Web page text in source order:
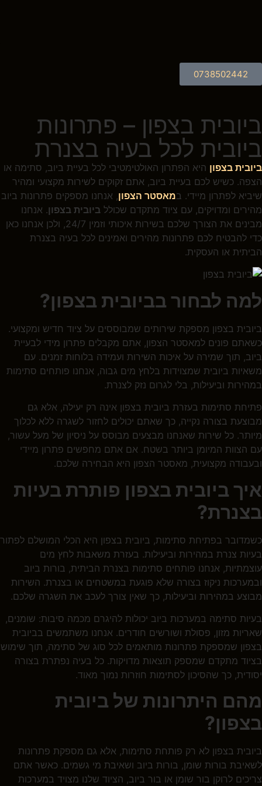
0738502442
ביובית בצפון – פתרונות
ביובית לכל בעיה בצנרת
ביובית בצפון היא הפתרון האולטימטיבי לכל בעיית ביוב, סתימה או
הצפה. כשיש לכם בעיית ביוב, אתם זקוקים לשירות מקצועי ומהיר
שיביא לפתרון מיידי. במאסטר הצפון, אנחנו מספקים פתרונות ביוב
מהירים ומדויקים, עם ציוד מתקדם שכולל ביובית בצפון. אנחנו
מבינים את הצורך שלכם בשירות איכותי וזמין 24/7, ולכן אנחנו כאן
כדי להבטיח לכם פתרונות מהירים ואמינים לכל בעיה בצנרת
הביתית או העסקית.
למה לבחור בביובית בצפון?
ביובית בצפון מספקת שירותים שמבוססים על ציוד חדיש ומקצועי.
כשאתם פונים למאסטר הצפון, אתם מקבלים פתרון מידי לבעיית
ביוב, תוך שמירה על איכות השירות ועמידה בלוחות זמנים. עם
משאיות ביובית שמצוידות בלחץ מים גבוה, אנחנו פותחים סתימות
במהירות וביעילות, בלי לגרום נזק לצנרת.
פתיחת סתימות בעזרת ביובית בצפון אינה רק יעילה, אלא גם
מבוצעת בצורה נקייה, כך שאתם יכולים לחזור לשגרה ללא לכלוך
מיותר. כל שירות שאנחנו מבצעים מבוסס על ניסיון של מעל עשור,
עם הצוות המיומן ביותר בשטח. אם אתם מחפשים פתרון מיידי
ובעבודה מקצועית, מאסטר הצפון היא הבחירה שלכם.
איך ביובית בצפון פותרת בעיות
בצנרת?
כשמדובר בפתיחת סתימות, ביובית בצפון היא הכלי המושלם לפתור
בעיות צנרת במהירות וביעילות. בעזרת משאבות לחץ מים
עוצמתיות, אנחנו פותחים סתימות בצנרת הביתית, בורות ביוב
ובמערכות ניקוז בצורה שלא פוגעת במשטחים או בצנרת. השירות
מבוצע במהירות וביעילות, כך שאין צורך לעכב את השגרה שלכם.
בעיות סתימה במערכות ביוב יכולות להיגרם מכמה סיבות: שומנים,
שאריות מזון, פסולת ושורשים חודרים. אנחנו משתמשים בביובית
בצפון שמספקת פתרונות מותאמים לכל סוג של סתימה, תוך שימוש
בציוד מתקדם שמספק תוצאות מדויקות. כל בעיה נפתרת בצורה
יסודית, כך שהסיכון לסתימות חוזרות נמוך מאוד.
מהם היתרונות של ביובית
בצפון?
ביובית בצפון לא רק פותחת סתימות, אלא גם מספקת פתרונות
לשאיבת בורות שומן, בורות ביוב ושאיבת מי גשמים. כאשר אתם
צריכים לרוקן בור שומן או בור ביוב, הציוד שלנו מצויד במערכות